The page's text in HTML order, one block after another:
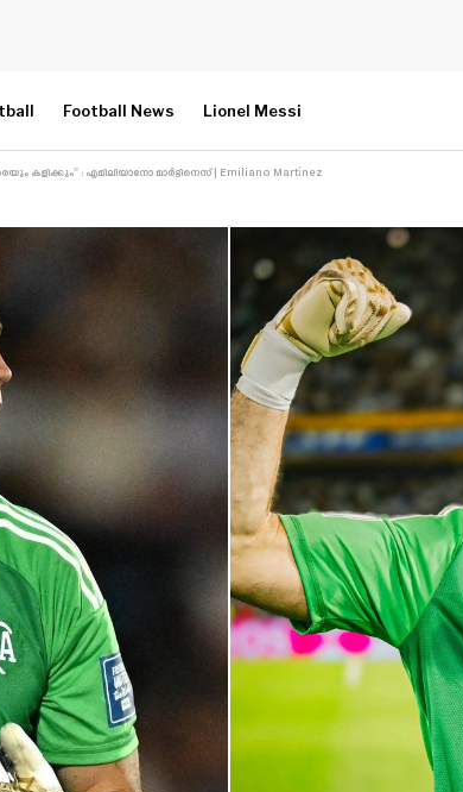
Football News Lionel Messi
കളിക്കും” : എമിലിയാനോ മാർട്ടിനെസ് | Emiliano Martínez